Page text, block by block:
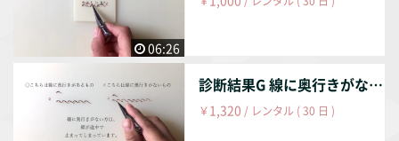
06:26
診断結果G 線に奥行きがない原因と対処法
￥ 1,320 / レンタル ( 30 日 )